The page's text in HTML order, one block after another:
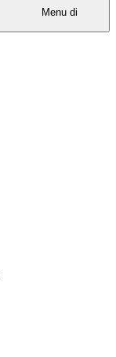
Menu di